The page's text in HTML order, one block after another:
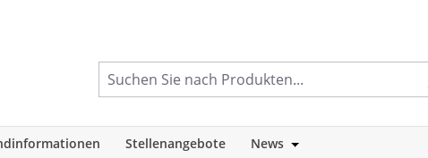
Shop Stellenangebote News Öffne oder Schließe